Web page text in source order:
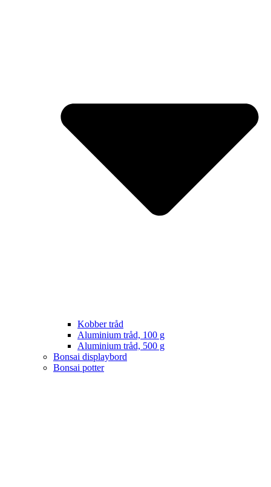
Kobber tråd
Aluminium tråd, 100 g
Aluminium tråd, 500 g
Bonsai displaybord
Bonsai potter